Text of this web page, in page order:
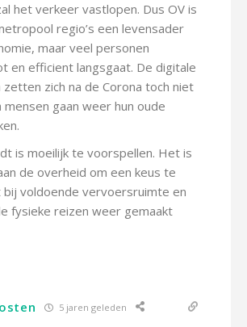
het verkeer vastlopen. Dus OV is
regio’s een levensader
maar veel personen
en efficient langsgaat. De digitale
zich na de Corona toch niet
gaan weer hun oude
is moeilijk te voorspellen. Het is
de overheid om een keus te
bij voldoende vervoersruimte en
fysieke reizen weer gemaakt
5 jaren geleden